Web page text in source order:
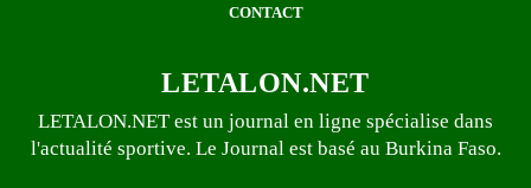
CONTACT
LETALON.NET
LETALON.NET est un journal en ligne spécialise dans
l'actualité sportive. Le Journal est basé au Burkina Faso.